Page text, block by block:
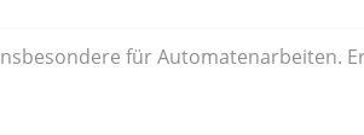
für Automatenarbeiten.